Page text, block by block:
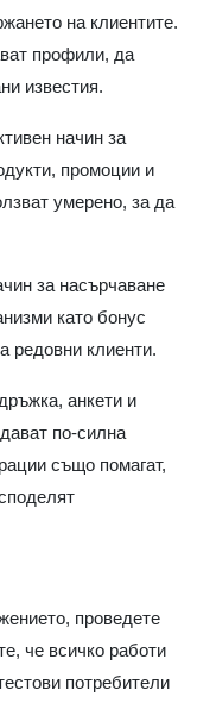
на клиентите.
профили, да
известия.
начин за
промоции и
умерено, за да
за насърчаване
като бонус
редовни клиенти.
анкети и
по-силна
също помагат,
проведете
че всичко работи
потребители